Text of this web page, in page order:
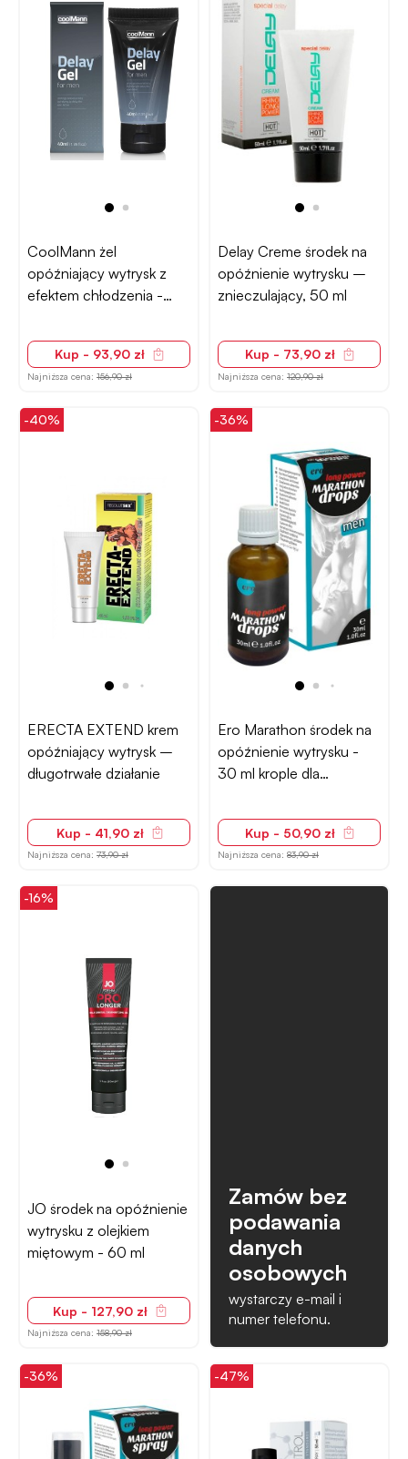
CoolMann żel
opóźniający wytrysk z
efektem chłodzenia -
Kup - 93,90 zł
Najniższa cena: 156,90 zł
Delay Creme środek na
opóźnienie wytrysku –
znieczulający, 50 ml
Kup - 73,90 zł
Najniższa cena: 120,90 zł
-40%
ERECTA EXTEND krem
opóźniający wytrysk –
długotrwałe działanie
Kup - 41,90 zł
Najniższa cena: 73,90 zł
-36%
Ero Marathon środek na
opóźnienie wytrysku -
30 ml krople dla
Kup - 50,90 zł
Najniższa cena: 83,90 zł
-16%
JO środek na opóźnienie
wytrysku z olejkiem
miętowym - 60 ml
Kup - 127,90 zł
Najniższa cena: 158,90 zł
Zamów bez
podawania
danych
osobowych
wystarczy e-mail i
numer telefonu.
-36% -47%